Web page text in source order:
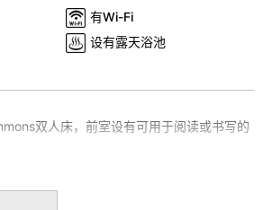
有Wi-Fi
设有露天浴池
双人床，前室设有可用于阅读或书写的
24小时自由享用。